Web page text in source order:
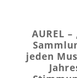
AUREL
jeden